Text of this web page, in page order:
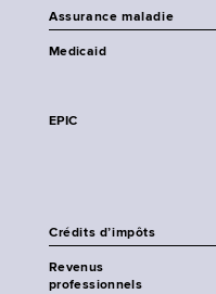
Assurance maladie
Medicaid
EPIC
Crédits d’impôts
Revenus
professionnels